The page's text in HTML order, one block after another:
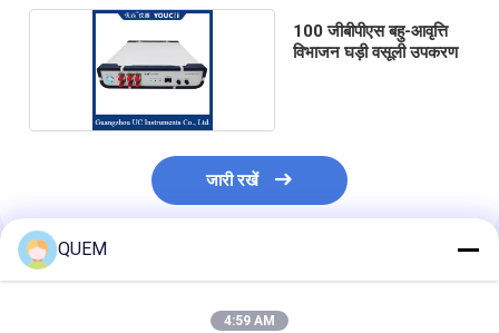
100 जीबीपीएस बहु-आवृत्ति
विभाजन घड़ी वसूली उपकरण
जारी रखें
अनुशंसित उत्पाद
QUEM
4:59 AM